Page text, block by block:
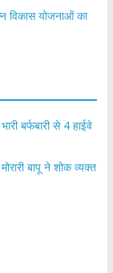
विकास योजनाओं का
बर्फबारी से 4 हाईवे
बापू ने शोक व्यक्त